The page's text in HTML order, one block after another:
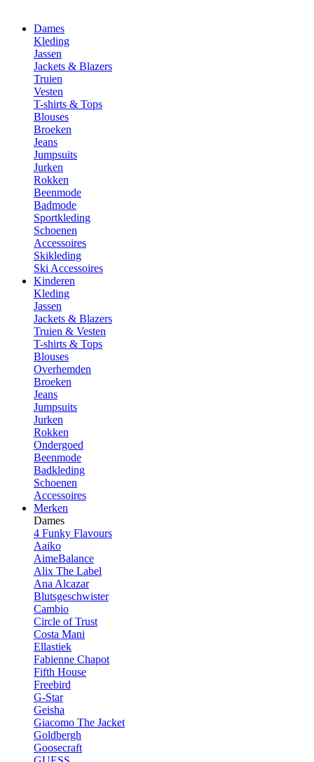
Dames
Kleding
Jassen
Jackets & Blazers
Truien
Vesten
T-shirts & Tops
Blouses
Broeken
Jeans
Jumpsuits
Jurken
Rokken
Beenmode
Badmode
Sportkleding
Schoenen
Accessoires
Skikleding
Ski Accessoires
Kinderen
Kleding
Jassen
Jackets & Blazers
Truien & Vesten
T-shirts & Tops
Blouses
Overhemden
Broeken
Jeans
Jumpsuits
Jurken
Rokken
Ondergoed
Beenmode
Badkleding
Schoenen
Accessoires
Merken
Dames
4 Funky Flavours
Aaiko
AimeBalance
Alix The Label
Ana Alcazar
Blutsgeschwister
Cambio
Circle of Trust
Costa Mani
Ellastiek
Fabienne Chapot
Fifth House
Freebird
G-Star
Geisha
Giacomo The Jacket
Goldbergh
Goosecraft